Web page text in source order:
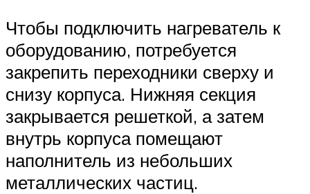
Чтобы подключить нагреватель к
оборудованию, потребуется
закрепить переходники сверху и
снизу корпуса. Нижняя секция
закрывается решеткой, а затем
внутрь корпуса помещают
наполнитель из небольших
металлических частиц.